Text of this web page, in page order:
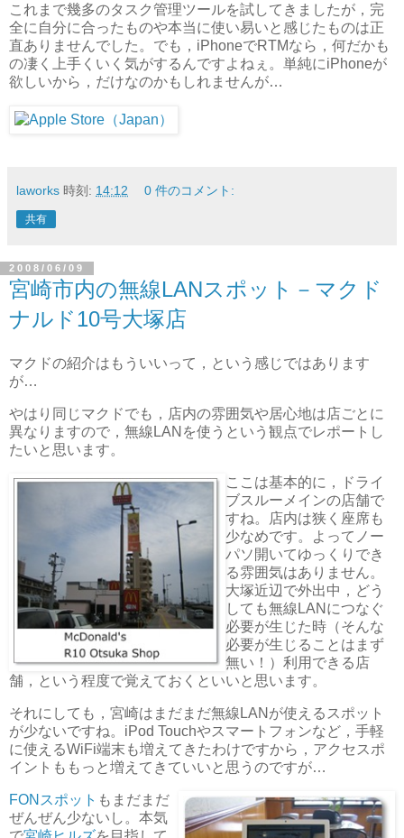
これまで幾多のタスク管理ツールを試してきましたが，完
全に自分に合ったものや本当に使い易いと感じたものは正
直ありませんでした。でも，iPhoneでRTMなら，何だかも
の凄く上手くいく気がするんですよねぇ。単純にiPhoneが
欲しいから，だけなのかもしれませんが…
laworks 時刻: 14:12 0 件のコメント:
共有
2008/06/09
宮崎市内の無線LANスポット－マクド
ナルド10号大塚店
マクドの紹介はもういいって，という感じではあります
が…
やはり同じマクドでも，店内の雰囲気や居心地は店ごとに
異なりますので，無線LANを使うという観点でレポートし
たいと思います。
ここは基本的に，ドライ
ブスルーメインの店舗で
すね。店内は狭く座席も
少なめです。よってノー
パソ開いてゆっくりでき
る雰囲気はありません。
大塚近辺で外出中，どう
しても無線LANにつなぐ
必要が生じた時（そんな
必要が生じることはまず
無い！）利用できる店
舗，という程度で覚えておくといいと思います。
それにしても，宮崎はまだまだ無線LANが使えるスポット
が少ないですね。iPod Touchやスマートフォンなど，手軽
に使えるWiFi端末も増えてきたわけですから，アクセスポ
イントももっと増えてきていいと思うのですが…
FONスポット もまだまだ
ぜんぜん少ないし。本気